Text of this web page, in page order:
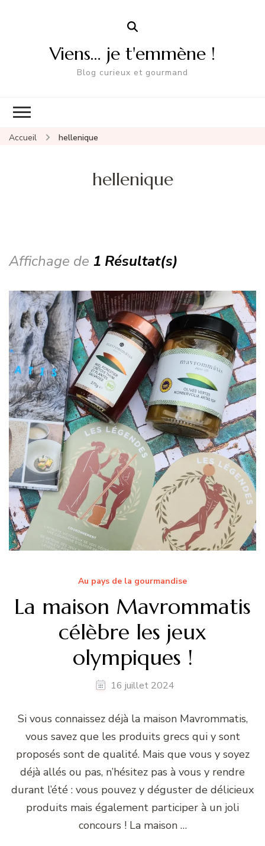
Viens… je t'emmène !
Blog curieux et gourmand
Accueil hellenique
hellenique
Affichage de 1 Résultat(s)
Au pays de la gourmandise
La maison Mavrommatis
célèbre les jeux
olympiques !
16 juillet 2024
Si vous connaissez déjà la maison Mavrommatis,
vous savez que les produits grecs qui y sont
proposés sont de qualité. Mais que vous y soyez
déjà allés ou pas, n’hésitez pas à vous y rendre
durant l’été : vous pouvez y déguster de délicieux
produits mais également participer à un joli
concours ! La maison …